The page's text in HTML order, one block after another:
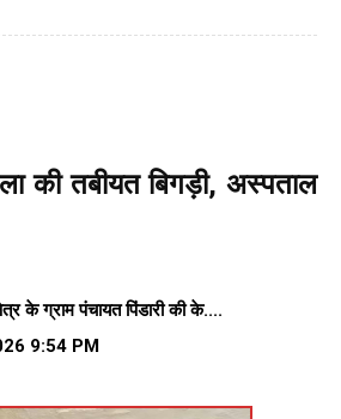
की तबीयत बिगड़ी, अस्पताल
केग्राम पंचायत पिंडारीकी के....
9:54 PM